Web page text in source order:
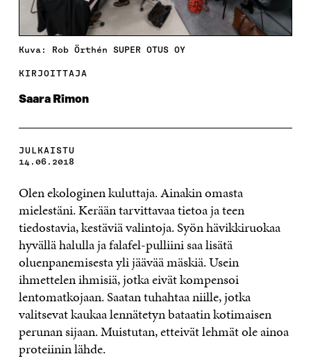
Kuva: Rob Örthén SUPER OTUS OY
KIRJOITTAJA
Saara Rimon
JULKAISTU
14.06.2018
Olen ekologinen kuluttaja. Ainakin omasta
mielestäni. Kerään tarvittavaa tietoa ja teen
tiedostavia, kestäviä valintoja. Syön hävikkiruokaa
hyvällä halulla ja falafel-pulliini saa lisätä
oluenpanemisesta yli jäävää mäskiä. Usein
ihmettelen ihmisiä, jotka eivät kompensoi
lentomatkojaan. Saatan tuhahtaa niille, jotka
valitsevat kaukaa lennätetyn bataatin kotimaisen
perunan sijaan. Muistutan, etteivät lehmät ole ainoa
proteiinin lähde.